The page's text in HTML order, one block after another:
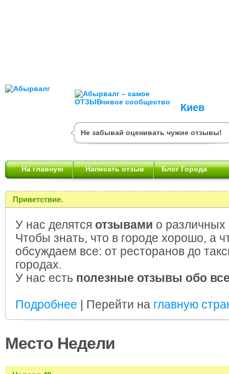
Киев
Не забывай оценивать чужие отзывы!
На главную Написать отзыв Блог Города
Приветствие.
У нас делятся отзывами о различных
Чтобы знать, что в городе хорошо, а
обсуждаем все: от ресторанов до
городах.
У нас есть полезные отзывы обо
Подробнее | Перейти на главную
Место Недели